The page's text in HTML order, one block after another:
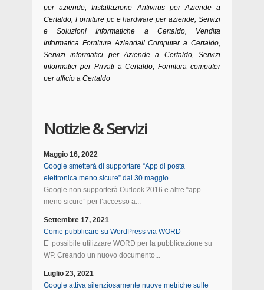
per aziende, Installazione Antivirus per Aziende a
Certaldo, Forniture pc e hardware per aziende, Servizi
e Soluzioni Informatiche a Certaldo, Vendita
Informatica Forniture Aziendali Computer a Certaldo,
Servizi informatici per Aziende a Certaldo, Servizi
informatici per Privati a Certaldo, Fornitura computer
per ufficio a Certaldo
Notizie & Servizi
Maggio 16, 2022
Google smetterà di supportare “App di posta
elettronica meno sicure” dal 30 maggio.
Google non supporterà Outlook 2016 e altre “app
meno sicure” per l’accesso a...
Settembre 17, 2021
Come pubblicare su WordPress via WORD
E’ possibile utilizzare WORD per la pubblicazione su
WP. Creando un nuovo documento...
Luglio 23, 2021
Google attiva silenziosamente nuove metriche sulle